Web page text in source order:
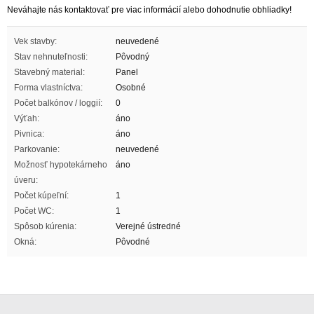
Neváhajte nás kontaktovať pre viac informácií alebo dohodnutie obhliadky!
Vek stavby:
neuvedené
Stav nehnuteľnosti:
Pôvodný
Stavebný material:
Panel
Forma vlastníctva:
Osobné
Počet balkónov / loggií:
0
Výťah:
áno
Pivnica:
áno
Parkovanie:
neuvedené
Možnosť hypotekárneho
úveru:
áno
Počet kúpeľní:
1
Počet WC:
1
Spôsob kúrenia:
Verejné ústredné
Okná:
Pôvodné